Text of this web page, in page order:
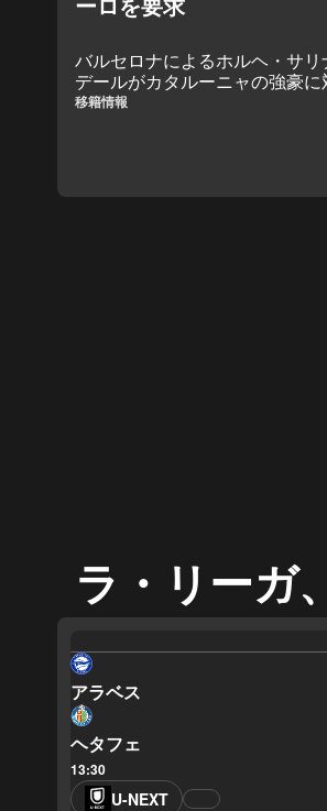
バルセロナによるホルヘ・サ
デールがカタルーニャの強豪
との警告を発したことで、大き
DFはバルセロナの重要なター
エル・サルディネロの首脳陣
移籍情報
ラ・リーガ
アラベス
ヘタフェ
13:30
U-NEXT